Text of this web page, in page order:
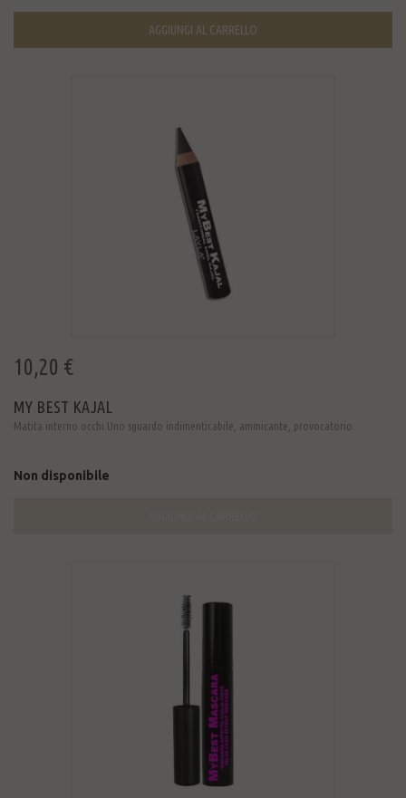
AGGIUNGI AL CARRELLO
10,20 €
MY BEST KAJAL
Matita interno occhi.Uno sguardo indimenticabile, ammicante, provocatorio.
Non disponibile